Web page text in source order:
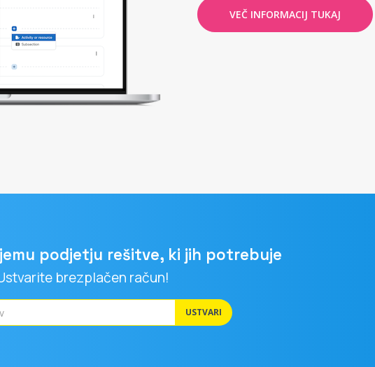
VEČ INFORMACIJ TUKAJ
podjetju rešitve, ki jih potrebuje
brezplačen račun!
USTVARI